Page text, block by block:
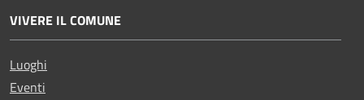
VIVERE IL COMUNE
Luoghi
Eventi